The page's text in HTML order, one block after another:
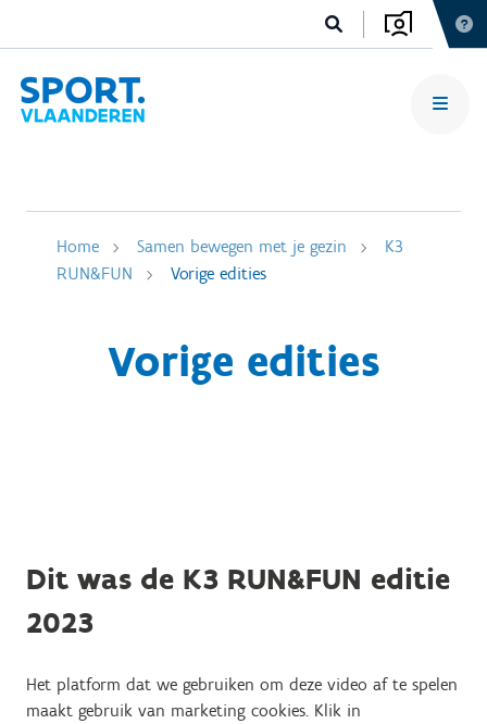
Home Samen bewegen met je gezin
K3
RUN&FUN
Vorige edities
Vorige edities
Dit was de K3 RUN&FUN editie
2023
Het platform dat we gebruiken om deze video af te spelen
maakt gebruik van marketing cookies. Klik in